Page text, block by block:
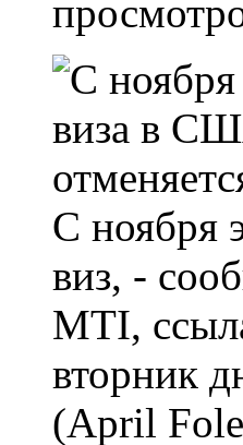
С ноября
виз, -
MTI,
вторник
(April